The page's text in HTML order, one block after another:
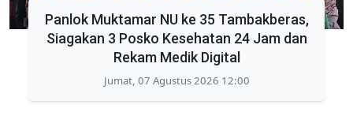
Panlok Muktamar NU ke 35 Tambakberas,
Siagakan 3 Posko Kesehatan 24 Jam dan
Rekam Medik Digital
Jumat, 07 Agustus 2026 12:00